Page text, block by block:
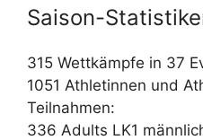
Saison-
315 Wettkämpfe in 37
1051 Athletinnen und
Teilnahmen:
336 Adults LK1